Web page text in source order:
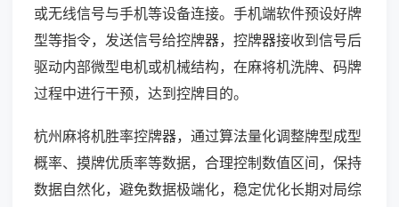
或无线信号与手机等设备连接。手机端软件预设好牌
型等指令，发送信号给控牌器，控牌器接收到信号后
驱动内部微型电机或机械结构，在麻将机洗牌、码牌
过程中进行干预，达到控牌目的。
杭州麻将机胜率控牌器，通过算法量化调整牌型成型
概率、摸牌优质率等数据，合理控制数值区间，保持
数据自然化，避免数据极端化，稳定优化长期对局综